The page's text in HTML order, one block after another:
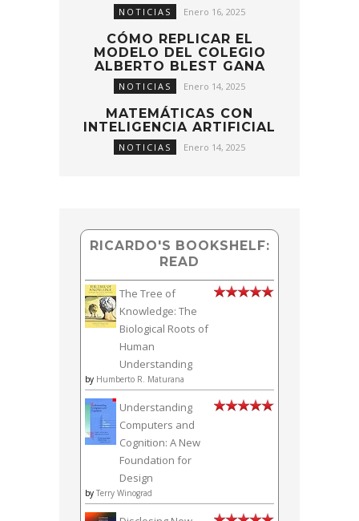
NOTICIAS Enero 16, 2025
CÓMO REPLICAR EL
MODELO DEL COLEGIO
ALBERTO BLEST GANA
NOTICIAS Enero 14, 2025
MATEMÁTICAS CON
INTELIGENCIA ARTIFICIAL
NOTICIAS Enero 14, 2025
RICARDO'S BOOKSHELF:
READ
The Tree of
Knowledge: The
Biological Roots of
Human
Understanding
by Humberto R. Maturana
Understanding
Computers and
Cognition: A New
Foundation for
Design
by Terry Winograd